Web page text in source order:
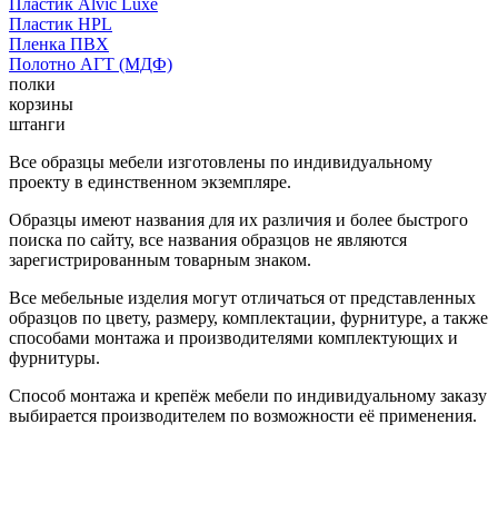
Пластик HPL
Пленка ПВХ
Полотно АГТ (МДФ)
полки
корзины
штанги
Все образцы мебели изготовлены по индивидуальному
проекту в единственном экземпляре.
Образцы имеют названия для их различия и более быстрого
поиска по сайту, все названия образцов не являются
зарегистрированным товарным знаком.
Все мебельные изделия могут отличаться от представленных
образцов по цвету, размеру, комплектации, фурнитуре, а также
способами монтажа и производителями комплектующих и
фурнитуры.
Способ монтажа и крепёж мебели по индивидуальному заказу
выбирается производителем по возможности её применения.